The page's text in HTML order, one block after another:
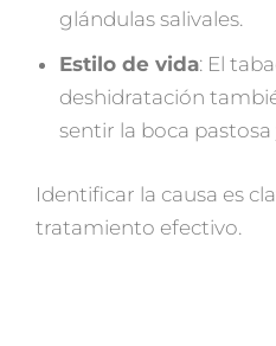
glándulas salivales.
Estilo de vida: El
deshidratación
sentir la boca pastosa
Identificar la causa es
tratamiento efectivo.